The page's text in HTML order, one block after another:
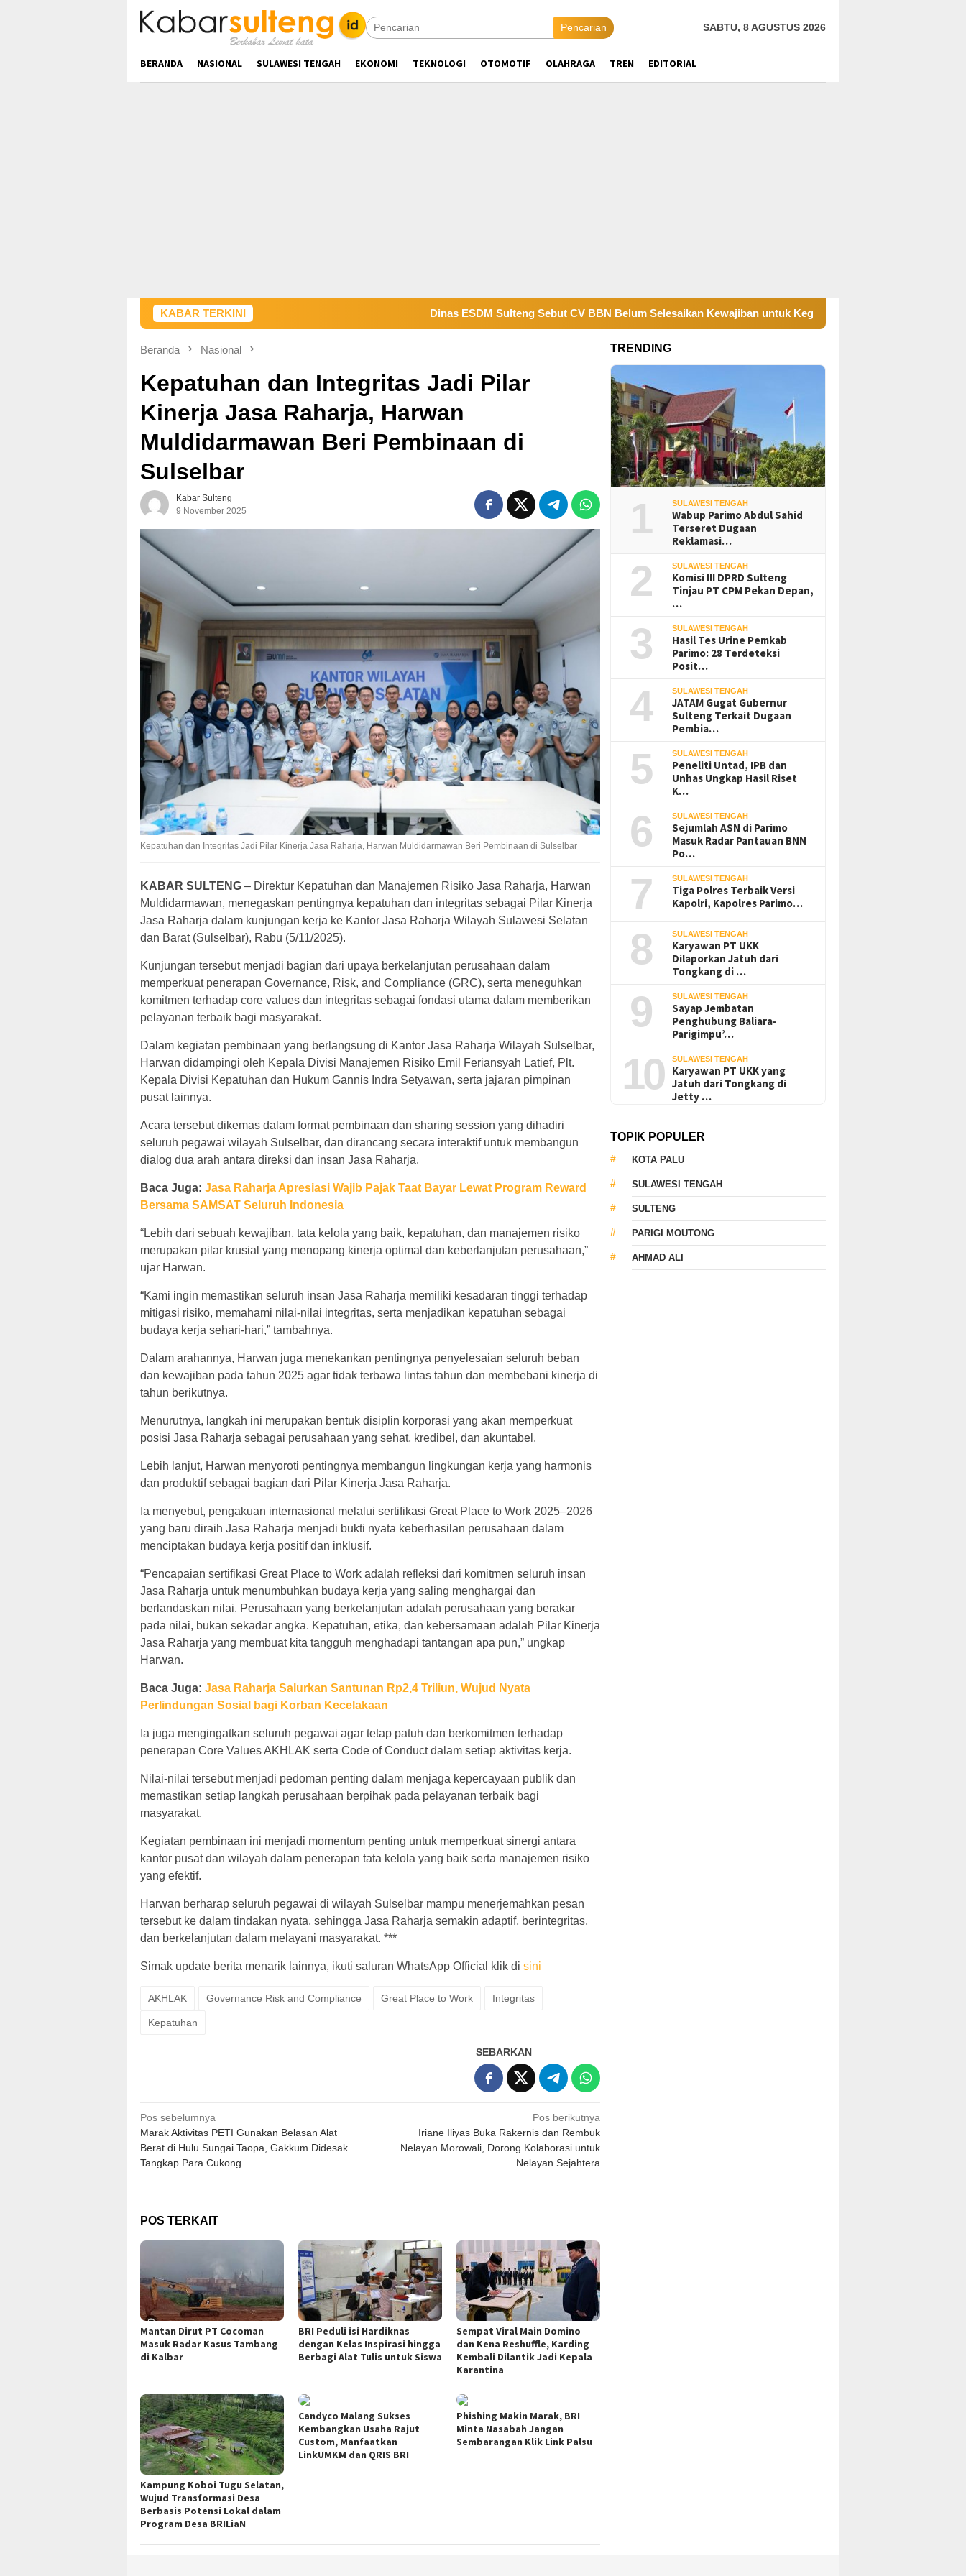
Pencarian SABTU, 8 AGUSTUS 2026
BERANDA NASIONAL SULAWESI TENGAH EKONOMI TEKNOLOGI OTOMOTIF OLAHRAGA TREN EDITORIAL
KABAR TERKINI Dinas ESDM Sulteng Sebut CV BBN Belum Selesaikan Kewajiban untuk Kegiatan Operasi
Beranda Nasional
Kepatuhan dan Integritas Jadi Pilar
Kinerja Jasa Raharja, Harwan
Muldidarmawan Beri Pembinaan di
Sulselbar
Kabar Sulteng
9 November 2025
Kepatuhan dan Integritas Jadi Pilar Kinerja Jasa Raharja, Harwan Muldidarmawan Beri Pembinaan di Sulselbar
KABAR SULTENG – Direktur Kepatuhan dan Manajemen Risiko Jasa Raharja, Harwan
Muldidarmawan, menegaskan pentingnya kepatuhan dan integritas sebagai Pilar Kinerja
Jasa Raharja dalam kunjungan kerja ke Kantor Jasa Raharja Wilayah Sulawesi Selatan
dan Barat (Sulselbar), Rabu (5/11/2025).
Kunjungan tersebut menjadi bagian dari upaya berkelanjutan perusahaan dalam
memperkuat penerapan Governance, Risk, and Compliance (GRC), serta meneguhkan
komitmen terhadap core values dan integritas sebagai fondasi utama dalam memberikan
pelayanan terbaik bagi masyarakat.
Dalam kegiatan pembinaan yang berlangsung di Kantor Jasa Raharja Wilayah Sulselbar,
Harwan didampingi oleh Kepala Divisi Manajemen Risiko Emil Feriansyah Latief, Plt.
Kepala Divisi Kepatuhan dan Hukum Gannis Indra Setyawan, serta jajaran pimpinan
pusat lainnya.
Acara tersebut dikemas dalam format pembinaan dan sharing session yang dihadiri
seluruh pegawai wilayah Sulselbar, dan dirancang secara interaktif untuk membangun
dialog dua arah antara direksi dan insan Jasa Raharja.
Baca Juga: Jasa Raharja Apresiasi Wajib Pajak Taat Bayar Lewat Program Reward
Bersama SAMSAT Seluruh Indonesia
“Lebih dari sebuah kewajiban, tata kelola yang baik, kepatuhan, dan manajemen risiko
merupakan pilar krusial yang menopang kinerja optimal dan keberlanjutan perusahaan,”
ujar Harwan.
“Kami ingin memastikan seluruh insan Jasa Raharja memiliki kesadaran tinggi terhadap
mitigasi risiko, memahami nilai-nilai integritas, serta menjadikan kepatuhan sebagai
budaya kerja sehari-hari,” tambahnya.
Dalam arahannya, Harwan juga menekankan pentingnya penyelesaian seluruh beban
dan kewajiban pada tahun 2025 agar tidak terbawa lintas tahun dan membebani kinerja di
tahun berikutnya.
Menurutnya, langkah ini merupakan bentuk disiplin korporasi yang akan memperkuat
posisi Jasa Raharja sebagai perusahaan yang sehat, kredibel, dan akuntabel.
Lebih lanjut, Harwan menyoroti pentingnya membangun lingkungan kerja yang harmonis
dan produktif sebagai bagian dari Pilar Kinerja Jasa Raharja.
Ia menyebut, pengakuan internasional melalui sertifikasi Great Place to Work 2025–2026
yang baru diraih Jasa Raharja menjadi bukti nyata keberhasilan perusahaan dalam
menciptakan budaya kerja positif dan inklusif.
“Pencapaian sertifikasi Great Place to Work adalah refleksi dari komitmen seluruh insan
Jasa Raharja untuk menumbuhkan budaya kerja yang saling menghargai dan
berlandaskan nilai. Perusahaan yang berkelanjutan adalah perusahaan yang berakar
pada nilai, bukan sekadar angka. Kepatuhan, etika, dan kebersamaan adalah Pilar Kinerja
Jasa Raharja yang membuat kita tangguh menghadapi tantangan apa pun,” ungkap
Harwan.
Baca Juga: Jasa Raharja Salurkan Santunan Rp2,4 Triliun, Wujud Nyata
Perlindungan Sosial bagi Korban Kecelakaan
Ia juga mengingatkan seluruh pegawai agar tetap patuh dan berkomitmen terhadap
penerapan Core Values AKHLAK serta Code of Conduct dalam setiap aktivitas kerja.
Nilai-nilai tersebut menjadi pedoman penting dalam menjaga kepercayaan publik dan
memastikan setiap langkah perusahaan berpihak pada pelayanan terbaik bagi
masyarakat.
Kegiatan pembinaan ini menjadi momentum penting untuk memperkuat sinergi antara
kantor pusat dan wilayah dalam penerapan tata kelola yang baik serta manajemen risiko
yang efektif.
Harwan berharap seluruh pegawai di wilayah Sulselbar mampu menerjemahkan pesan
tersebut ke dalam tindakan nyata, sehingga Jasa Raharja semakin adaptif, berintegritas,
dan berkelanjutan dalam melayani masyarakat. ***
Simak update berita menarik lainnya, ikuti saluran WhatsApp Official klik di sini
AKHLAK Governance Risk and Compliance Great Place to Work Integritas
Kepatuhan
SEBARKAN
Navigasi
pos
Pos sebelumnya
Marak Aktivitas PETI Gunakan Belasan Alat
Berat di Hulu Sungai Taopa, Gakkum Didesak
Tangkap Para Cukong
Pos berikutnya
Iriane Iliyas Buka Rakernis dan Rembuk
Nelayan Morowali, Dorong Kolaborasi untuk
Nelayan Sejahtera
POS TERKAIT
Mantan Dirut PT Cocoman
Masuk Radar Kasus Tambang
di Kalbar
BRI Peduli isi Hardiknas
dengan Kelas Inspirasi hingga
Berbagi Alat Tulis untuk Siswa
Sempat Viral Main Domino
dan Kena Reshuffle, Karding
Kembali Dilantik Jadi Kepala
Karantina
Kampung Koboi Tugu Selatan,
Wujud Transformasi Desa
Berbasis Potensi Lokal dalam
Program Desa BRILiaN
Candyco Malang Sukses
Kembangkan Usaha Rajut
Custom, Manfaatkan
LinkUMKM dan QRIS BRI
Phishing Makin Marak, BRI
Minta Nasabah Jangan
Sembarangan Klik Link Palsu
TRENDING
1 SULAWESI TENGAH
Wabup Parimo Abdul Sahid
Terseret Dugaan
Reklamasi…
2 SULAWESI TENGAH
Komisi III DPRD Sulteng
Tinjau PT CPM Pekan Depan,
…
3 SULAWESI TENGAH
Hasil Tes Urine Pemkab
Parimo: 28 Terdeteksi
Posit…
4 SULAWESI TENGAH
JATAM Gugat Gubernur
Sulteng Terkait Dugaan
Pembia…
5 SULAWESI TENGAH
Peneliti Untad, IPB dan
Unhas Ungkap Hasil Riset
K…
6 SULAWESI TENGAH
Sejumlah ASN di Parimo
Masuk Radar Pantauan BNN
Po…
7 SULAWESI TENGAH
Tiga Polres Terbaik Versi
Kapolri, Kapolres Parimo…
8 SULAWESI TENGAH
Karyawan PT UKK
Dilaporkan Jatuh dari
Tongkang di …
9 SULAWESI TENGAH
Sayap Jembatan
Penghubung Baliara-
Parigimpu’…
10 SULAWESI TENGAH
Karyawan PT UKK yang
Jatuh dari Tongkang di
Jetty …
TOPIK POPULER
KOTA PALU
SULAWESI TENGAH
SULTENG
PARIGI MOUTONG
AHMAD ALI